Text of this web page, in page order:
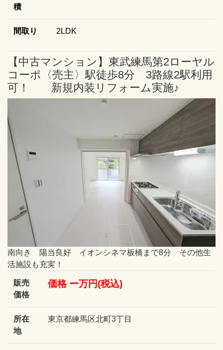
積
間取り 2LDK
【中古マンション】東武練馬第2ローヤル
コーポ〈売主〉駅徒歩8分 3路線2駅利用
可！ 新規内装リフォーム実施♪
南向き 陽当良好 イオンシネマ板橋まで8分 その他生
活施設も充実！
販売
価格
価格 ー万円(税込)
所在
地
東京都練馬区北町3丁目